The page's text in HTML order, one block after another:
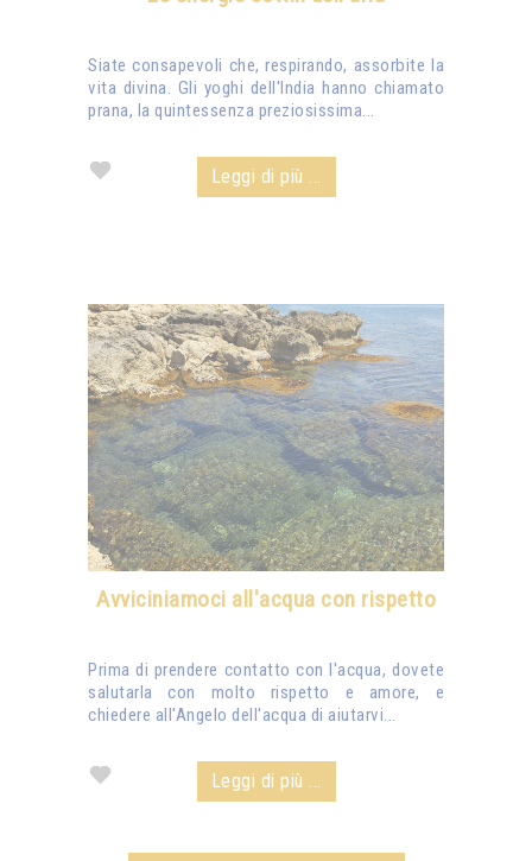
Siate consapevoli che, respirando, assorbite la
vita divina. Gli yoghi dell'India hanno chiamato
prana, la quintessenza preziosissima...
Leggi di più ...
Avviciniamoci all'acqua con rispetto
Prima di prendere contatto con l'acqua, dovete
salutarla con molto rispetto e amore, e
chiedere all'Angelo dell'acqua di aiutarvi...
Leggi di più ...